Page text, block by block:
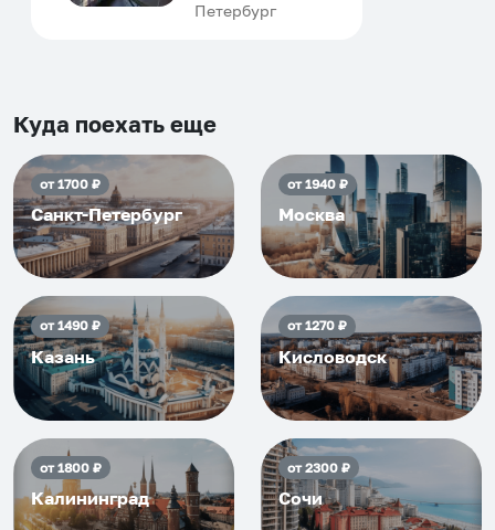
договориться, подскажет
приезжать еще...
Петербург
Куда поехать еще
от1700₽
Санкт-Петербург
от1940₽
Москва
от1490₽
Казань
от1270₽
Кисловодск
от1800₽
Калининград
от2300₽
Сочи